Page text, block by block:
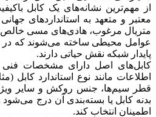
از مهم‌ترین نشانه‌های یک کابل
معتبر و متعهد به استانداردهای
متریال مرغوب، هادی‌های مسی خالص
عوامل محیطی ساخته می‌شوند که در
پایدار شبکه نقش حیاتی دارند.
کابل‌های اصل دارای مشخصات
اطلاعات مانند نوع استاندارد کابل
قطر سیم‌ها، جنس روکش و سایر
بدنه کابل یا بسته‌بندی آن درج می‌شود
اطمینان انتخاب کند.